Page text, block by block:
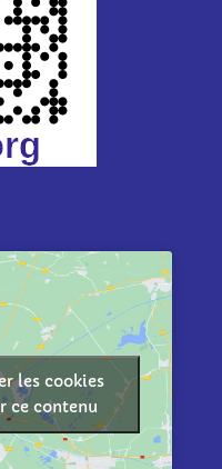
les cookies
ce contenu